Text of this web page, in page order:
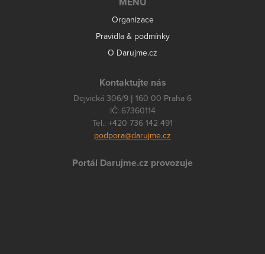
MENU
Organizace
Pravidla & podmínky
O Darujme.cz
Kontaktujte nás
Dejvická 306/9 | 160 00 Praha 6
IČ: 67360114
Tel.: +420 736 142 491
podpora@darujme.cz
Portál Darujme.cz provozuje